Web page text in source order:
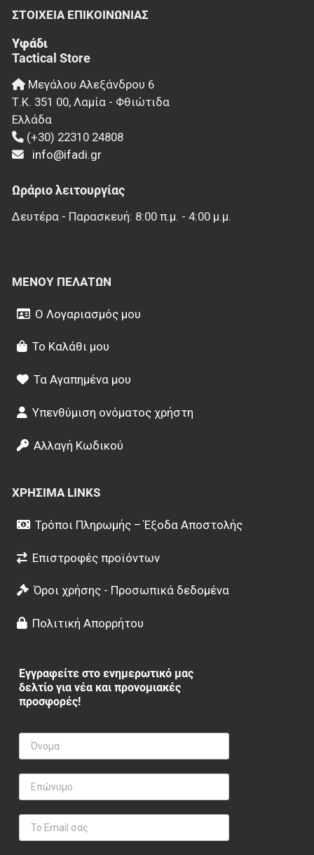
ΣΤΟΙΧΕΊΑ EΠΙΚΟΙΝΩΝΊΑΣ
Υφάδι
Tactical Store
Μεγάλου Αλεξάνδρου 6
Τ.Κ. 351 00, Λαμία - Φθιώτιδα
Ελλάδα
(+30) 22310 24808
info@ifadi.gr
Ωράριο λειτουργίας
Δευτέρα - Παρασκευή: 8:00 π.μ. - 4:00 μ.μ.
ΜΕΝΟΎ ΠΕΛΑΤΏΝ
Ο Λογαριασμός μου
Το Καλάθι μου
Τα Αγαπημένα μου
Υπενθύμιση ονόματος χρήστη
Αλλαγή Κωδικού
ΧΡΉΣΙΜΑ LINKS
Τρόποι Πληρωμής – Έξοδα Αποστολής
Επιστροφές προϊόντων
Όροι χρήσης - Προσωπικά δεδομένα
Πολιτική Απορρήτου
Εγγραφείτε στο ενημερωτικό μας
δελτίο για νέα και προνομιακές
προσφορές!